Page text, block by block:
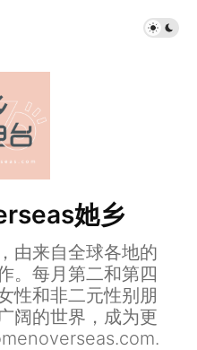
她乡
由来自全球各地的
。每月第二和第四
性和非二元性别朋
阔的世界，成为更